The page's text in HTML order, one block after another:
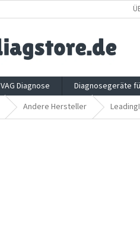
VAG Diagnose Diagnosegeräte
Andere Hersteller